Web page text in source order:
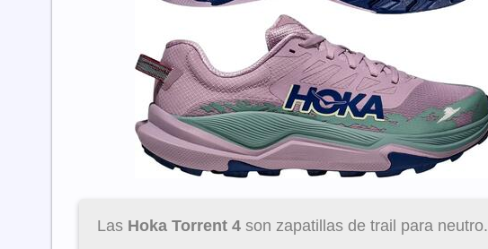
Las Hoka Torrent 4son zapatillas de trail para neutro.